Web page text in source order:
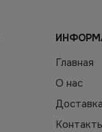
Главная
О нас
Доставка